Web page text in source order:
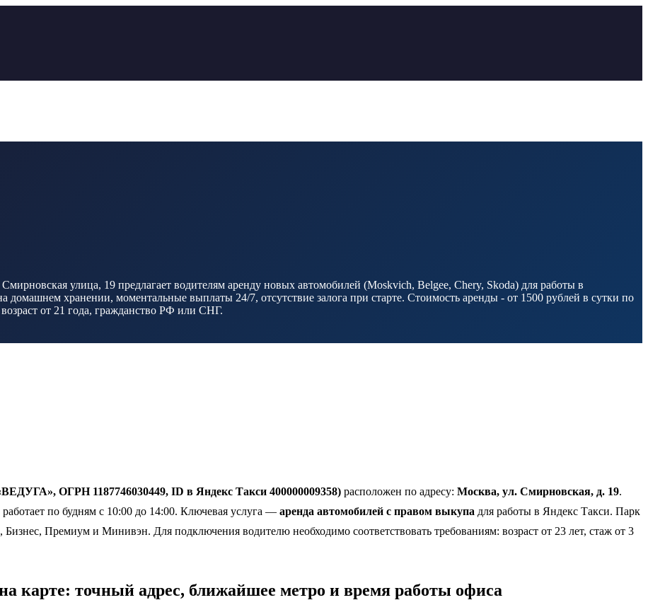
улица, 19 предлагает водителям аренду новых автомобилей (Moskvich, Belgee, Chery, Skoda) для работы в
хранении, моментальные выплаты 24/7, отсутствие залога при старте. Стоимость аренды - от 1500 рублей в сутки по
от 21 года, гражданство РФ или СНГ.
ОГРН 1187746030449, ID в Яндекс Такси 400000009358) расположен по адресу: Москва, ул. Смирновская, д. 19.
по будням с 10:00 до 14:00. Ключевая услуга — аренда автомобилей с правом выкупа для работы в Яндекс Такси. Парк
Премиум и Минивэн. Для подключения водителю необходимо соответствовать требованиям: возраст от 23 лет, стаж от 3
карте: точный адрес, ближайшее метро и время работы офиса